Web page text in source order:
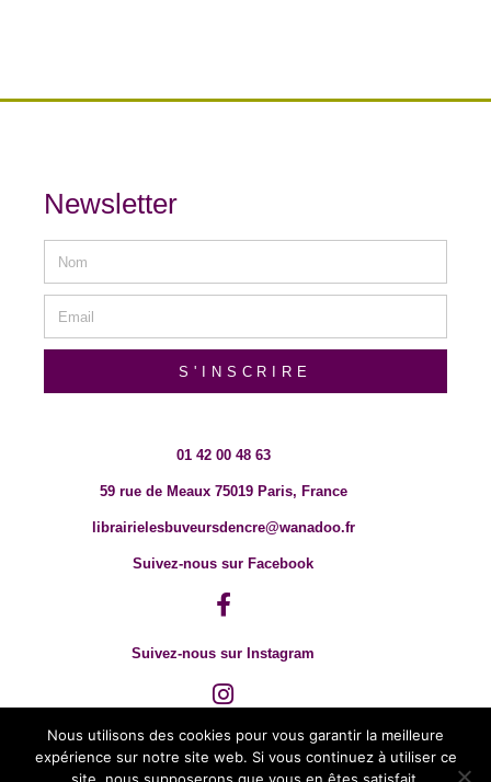
Newsletter
S'INSCRIRE
01 42 00 48 63
59 rue de Meaux 75019 Paris, France
librairielesbuveursdencre@wanadoo.fr
Suivez-nous sur Facebook
Suivez-nous sur Instagram
Nous utilisons des cookies pour vous garantir la meilleure
expérience sur notre site web. Si vous continuez à utiliser ce